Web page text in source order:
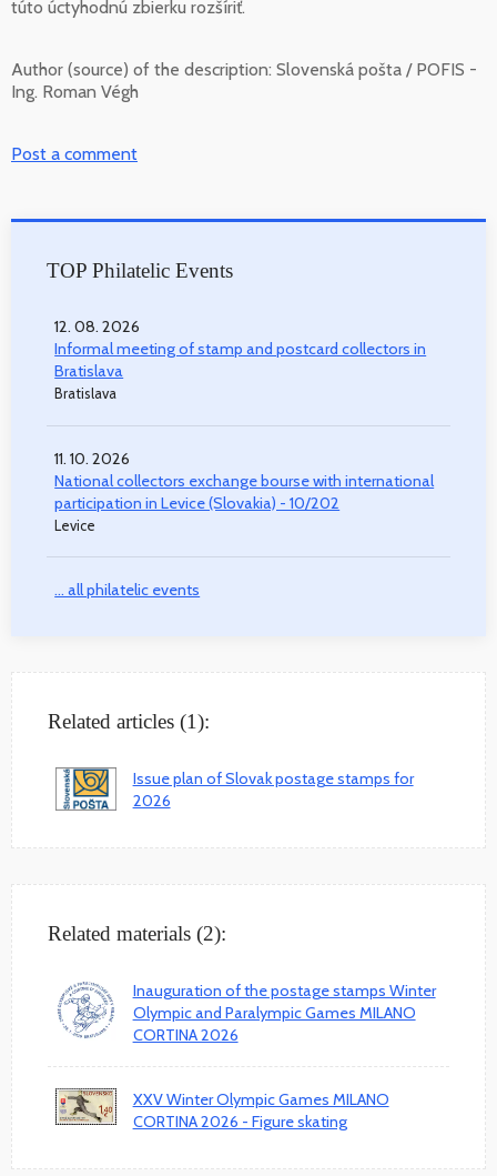
túto úctyhodnú zbierku rozšíriť.
Author (source) of the description: Slovenská pošta / POFIS -
Ing. Roman Végh
Post a comment
TOP Philatelic Events
12. 08. 2026
Informal meeting of stamp and postcard collectors in
Bratislava
Bratislava
11. 10. 2026
National collectors exchange bourse with international
participation in Levice (Slovakia) - 10/202
Levice
... all philatelic events
Related articles (1):
Issue plan of Slovak postage stamps for
2026
Related materials (2):
Inauguration of the postage stamps Winter
Olympic and Paralympic Games MILANO
CORTINA 2026
XXV Winter Olympic Games MILANO
CORTINA 2026 - Figure skating